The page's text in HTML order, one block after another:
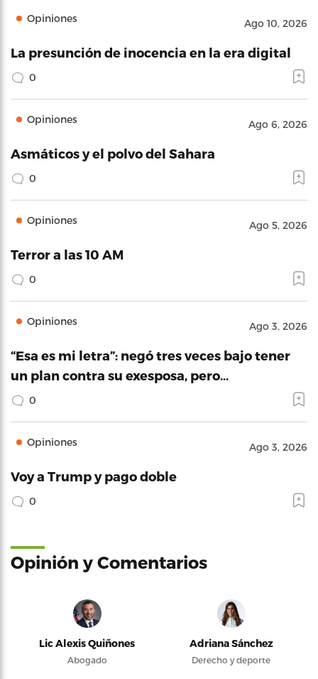
Opiniones Ago 10, 2026
La presunción de inocencia en la era digital
0
Opiniones Ago 6, 2026
Asmáticos y el polvo del Sahara
0
Opiniones Ago 5, 2026
Terror a las 10 AM
0
Opiniones Ago 3, 2026
“Esa es mi letra”: negó tres veces bajo tener
un plan contra su exesposa, pero…
0
Opiniones Ago 3, 2026
Voy a Trump y pago doble
0
Opinión y Comentarios
Lic Alexis Quiñones
Abogado
Adriana Sánchez
Derecho y deporte